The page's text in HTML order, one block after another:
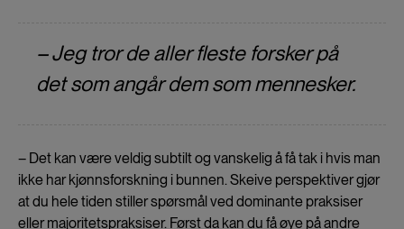
– Jeg tror de aller fleste forsker på
det som angår dem som mennesker.
– Det kan være veldig subtilt og vanskelig å få tak i hvis man
ikke har kjønnsforskning i bunnen. Skeive perspektiver gjør
at du hele tiden stiller spørsmål ved dominante praksiser
eller majoritetspraksiser. Først da kan du få øye på andre